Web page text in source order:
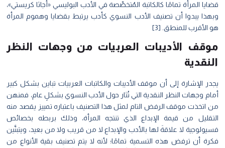
قضايا المرأة تمامًا كالكاتبة المُتخصِّصة في الأدب البوليسي «أجاثا كريستي»،
وبهذا يبدوا أن تصنيف الأدب النسوي كأدب يرتبط بقضايا وهموم المرأة
هو الأقرب للمنطق. [3]
موقف الأديبات العربيات من وجهات النظر
النقدية
يجدر الإشارة إلى أن موقف الأديبات والكاتبات العربيات تباين بشكل كبير
أمام وجهات النظر النقدية التي تُثار حول الأدب النسوي بشكلٍ عام، فمنهن
من اتخذت موقف الرفض التام لمثل هذا التصنيف باعتباره تمييز يقصد منه
التقليل من قيمة الإبداع الذي تنتجه المرأة، وذلك بربطه بخصائص
فسيولوجية لا علاقةَ لها بالأدب والإبداع لا من قريب ولا من بعيد، ويتبنَّين
فكرة أن ترفض هذه التسمية تمامًا؛ لأنه لا يتم تصنيف بقية الأنواع من